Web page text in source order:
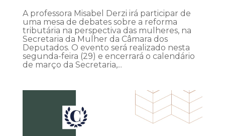
A professora Misabel Derzi irá participar de
uma mesa de debates sobre a reforma
tributária na perspectiva das mulheres, na
Secretaria da Mulher da Câmara dos
Deputados. O evento será realizado nesta
segunda-feira (29) e encerrará o calendário
de março da Secretaria,...